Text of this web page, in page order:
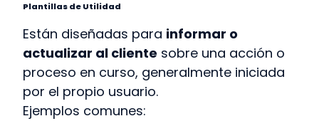
Plantillas de Utilidad
Están diseñadas para informar o
actualizar al cliente sobre una acción o
proceso en curso, generalmente iniciada
por el propio usuario.
Ejemplos comunes: